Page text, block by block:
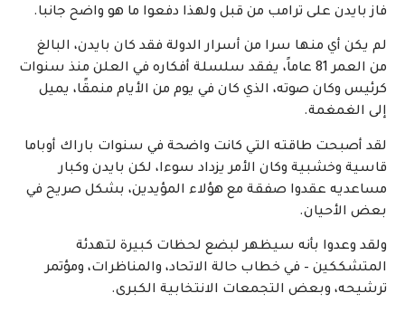
فاز بايدن على ترامب من قبل ولهذا دفعوا ما هو واضح جانبا.
لم يكن أي منها سرا من أسرار الدولة فقد كان بايدن، البالغ
من العمر 81 عاماً، يفقد سلسلة أفكاره في العلن منذ سنوات
كرئيس وكان صوته، الذي كان في يوم من الأيام منمقًا، يميل
إلى الغمغمة.
لقد أصبحت طاقته التي كانت واضحة في سنوات باراك أوباما
قاسية وخشبية وكان الأمر يزداد سوءا، لكن بايدن وكبار
مساعديه عقدوا صفقة مع هؤلاء المؤيدين، بشكل صريح في
بعض الأحيان.
ولقد وعدوا بأنه سيظهر لبضع لحظات كبيرة لتهدئة
المتشككين – في خطاب حالة الاتحاد، والمناظرات، ومؤتمر
ترشيحه، وبعض التجمعات الانتخابية الكبرى.